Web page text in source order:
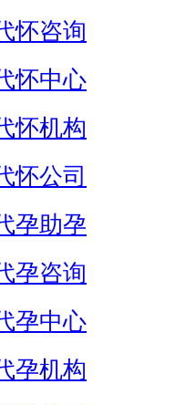
怀咨询
怀中心
怀机构
怀公司
孕助孕
孕咨询
孕中心
孕机构